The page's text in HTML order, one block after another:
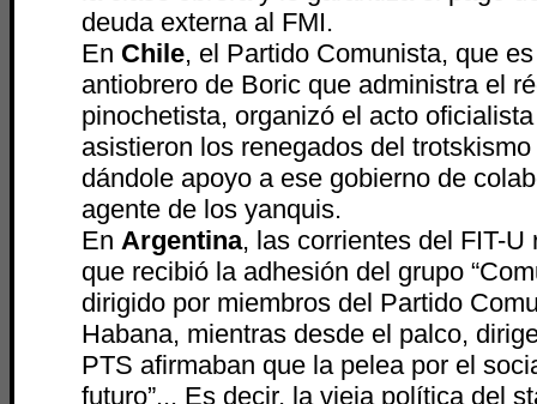
deuda externa al FMI.
En Chile, el Partido Comunista, que
antiobrero de Boric que administra el
pinochetista, organizó el acto
asistieron los renegados del
dándole apoyo a ese gobierno de
agente de los yanquis.
EnArgentina, las corrientes del FIT-U
que recibió la adhesión del grupo
dirigido por miembros del Partido
Habana, mientras desde el palco,
PTS afirmaban que la pelea por el
futuro”... Es decir, la vieja política del